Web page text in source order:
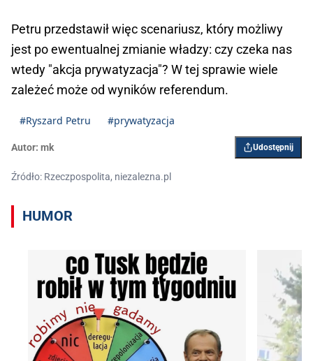
Petru przedstawił więc scenariusz, który możliwy
jest po ewentualnej zmianie władzy: czy czeka nas
wtedy "akcja prywatyzacja"? W tej sprawie wiele
zależeć może od wyników referendum.
#Ryszard Petru #prywatyzacja
Autor: mk Udostępnij
Źródło: Rzeczpospolita, niezalezna.pl
HUMOR